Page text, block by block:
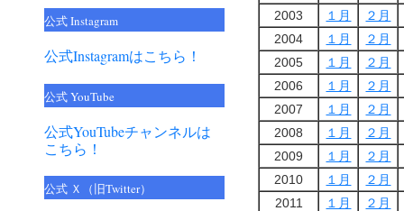
2003
１月
２月
2004
１月
２月
2005
１月
２月
2006
１月
２月
2007
１月
２月
2008
１月
２月
2009
１月
２月
2010
１月
２月
2011
１月
２月
公式 Instagram
公式Instagramはこちら！
公式 YouTube
公式YouTubeチャンネルは
こちら！
公式 Ｘ（旧Twitter）